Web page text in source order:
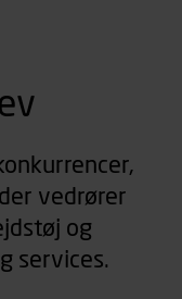
vedrører
og
services.